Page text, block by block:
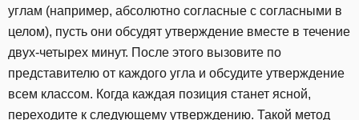
углам (например, абсолютно согласные с согласными в
целом), пусть они обсудят утверждение вместе в течение
двух-четырех минут. После этого вызовите по
представителю от каждого угла и обсудите утверждение
всем классом. Когда каждая позиция станет ясной,
переходите к следующему утверждению. Такой метод